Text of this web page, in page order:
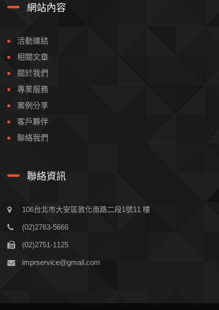
網站內容
活動連結
相關文章
關於我們
專業服務
案例分享
客戶夥伴
聯絡我們
聯絡資訊
106台北市大安區敦化南路二段1號11 樓
(02)2763-5666
(02)2751-1125
imprservice@gmail.com